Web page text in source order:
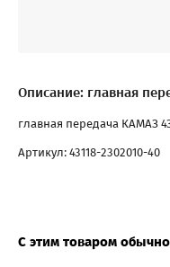
Описание: главная
главная передача КАМАЗ
Артикул: 43118-2302010-40
С этим товаром